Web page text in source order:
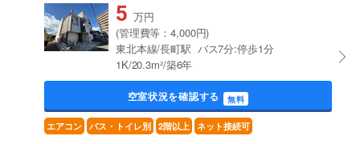
5 万円
(管理費等：4,000円)
東北本線/長町駅 バス7分:停歩1分
1K/20.3m²/築6年
空室状況を確認する 無料
エアコン バス・トイレ別 2階以上 ネット接続可